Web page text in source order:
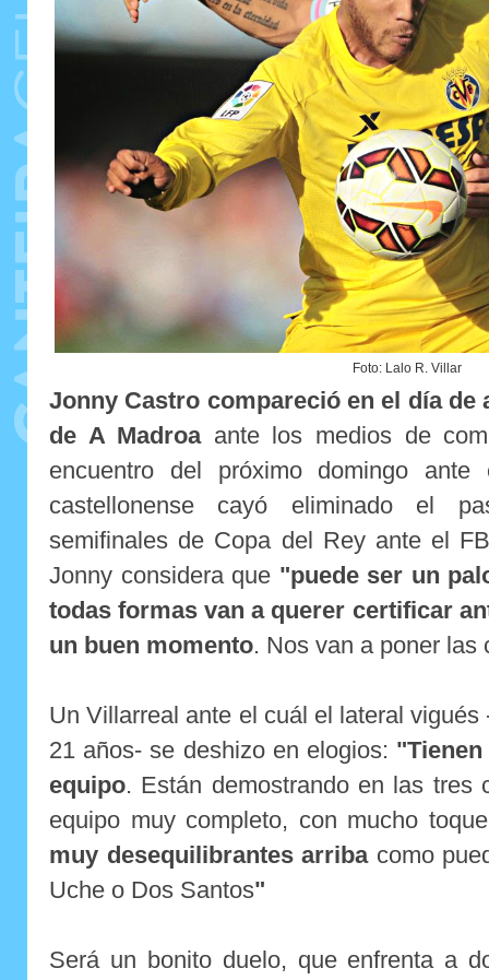
Foto: Lalo R. Villar
Jonny Castro compareció en el día de
de A Madroaante los medios de
encuentro del próximo domingo
castellonense cayó eliminado el
semifinales de Copa del Rey ante el
Jonny considera que "puede ser un
todas formas van a querer certificar
un buen momento. Nos van a poner las
Un Villarreal ante el cuál el lateral
21 años- se deshizo en elogios:
equipo. Están demostrando en las tres
equipo muy completo, con mucho
muy desequilibrantes arribacomo
Uche o Dos Santos"
Será un bonito duelo, que enfrenta a